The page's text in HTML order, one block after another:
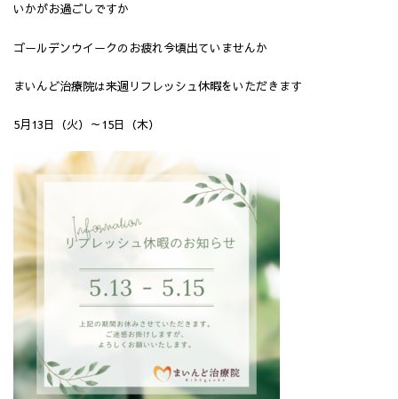
いかがお過ごしですか
ゴールデンウイークのお疲れ今頃出ていませんか
まいんど治療院は来週リフレッシュ休暇をいただきます
5月13日（火）～15日（木）